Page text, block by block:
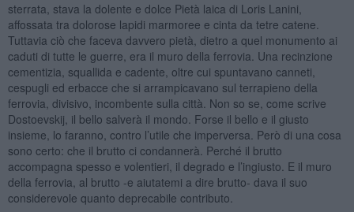
sterrata, stava la dolente e dolce Pietà laica di Loris Lanini,
affossata tra dolorose lapidi marmoree e cinta da tetre catene.
Tuttavia ciò che faceva davvero pietà, dietro a quel monumento ai
caduti di tutte le guerre, era il muro della ferrovia. Una recinzione
cementizia, squallida e cadente, oltre cui spuntavano canneti,
cespugli ed erbacce che si arrampicavano sul terrapieno della
ferrovia, divisivo, incombente sulla città. Non so se, come scrive
Dostoevskij, il bello salverà il mondo. Forse il bello e il giusto
insieme, lo faranno, contro l’utile che imperversa. Però di una cosa
sono certo: che il brutto ci condannerà. Perché il brutto
accompagna spesso e volentieri, il degrado e l’ingiusto. E il muro
della ferrovia, al brutto -e aiutatemi a dire brutto- dava il suo
considerevole quanto deprecabile contributo.